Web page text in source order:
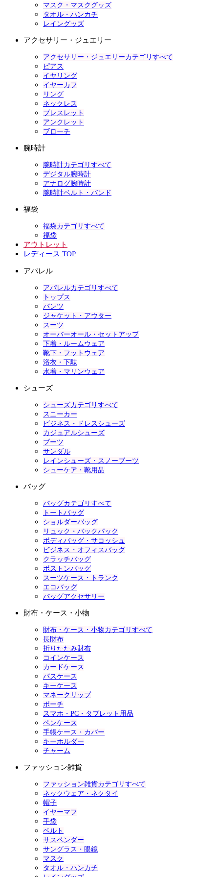
マスク・マスクグッズ
タオル・ハンカチ
レイングッズ
アクセサリー・ジュエリー
アクセサリー・ジュエリーカテゴリすべて
ピアス
イヤリング
イヤーカフ
リング
ネックレス
ブレスレット
アンクレット
ブローチ
腕時計
腕時計カテゴリすべて
デジタル腕時計
アナログ腕時計
腕時計ベルト・バンド
福袋
福袋カテゴリすべて
福袋
アウトレット
レディース TOP
アパレル
アパレルカテゴリすべて
トップス
パンツ
ジャケット・アウター
スーツ
オーバーオール・セットアップ
下着・ルームウェア
靴下・フットウェア
浴衣・下駄
水着・マリンウェア
シューズ
シューズカテゴリすべて
スニーカー
ビジネス・ドレスシューズ
カジュアルシューズ
ブーツ
サンダル
レインシューズ・スノーブーツ
シューケア・靴用品
バッグ
バッグカテゴリすべて
トートバッグ
ショルダーバッグ
リュック・バックパック
ボディバッグ・サコッシュ
ビジネス・オフィスバッグ
クラッチバッグ
ボストンバッグ
スーツケース・トランク
エコバッグ
バッグアクセサリー
財布・ケース・小物
財布・ケース・小物カテゴリすべて
長財布
折りたたみ財布
コインケース
カードケース
パスケース
キーケース
マネークリップ
ポーチ
スマホ・PC・タブレット用品
ペンケース
手帳ケース・カバー
キーホルダー
チャーム
ファッション雑貨
ファッション雑貨カテゴリすべて
ネックウェア・ネクタイ
帽子
イヤーマフ
手袋
ベルト
サスペンダー
サングラス・眼鏡
マスク
タオル・ハンカチ